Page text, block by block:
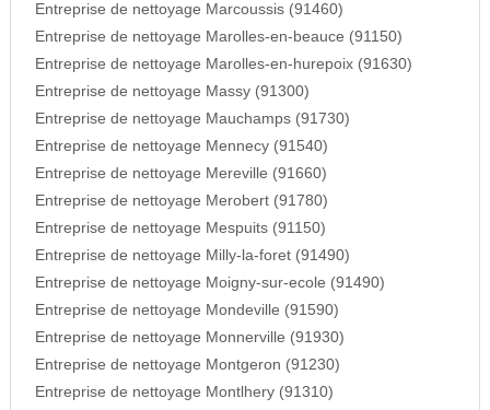
Entreprise de nettoyage Marcoussis (91460)
Entreprise de nettoyage Marolles-en-beauce (91150)
Entreprise de nettoyage Marolles-en-hurepoix (91630)
Entreprise de nettoyage Massy (91300)
Entreprise de nettoyage Mauchamps (91730)
Entreprise de nettoyage Mennecy (91540)
Entreprise de nettoyage Mereville (91660)
Entreprise de nettoyage Merobert (91780)
Entreprise de nettoyage Mespuits (91150)
Entreprise de nettoyage Milly-la-foret (91490)
Entreprise de nettoyage Moigny-sur-ecole (91490)
Entreprise de nettoyage Mondeville (91590)
Entreprise de nettoyage Monnerville (91930)
Entreprise de nettoyage Montgeron (91230)
Entreprise de nettoyage Montlhery (91310)